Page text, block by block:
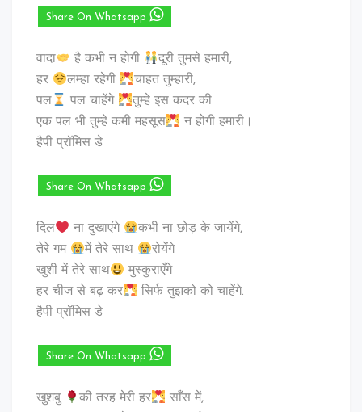
Share On Whatsapp
वादा है कभी न होगी
दूरी तुमसे हमारी,
हर
लम्हा रहेगी
चाहत तुम्हारी,
पल
पल चाहेंगे
तुम्हे इस कदर की
एक पल भी तुम्हे कमी महसूस
न होगी हमारी।
हैपी प्रॉमिस डे
Share On Whatsapp
दिल ना दुखाएंगे
कभी ना छोड़ के जायेंगे,
तेरे गम
में तेरे साथ
रोयेंगे
खुशी में तेरे साथ
मुस्कुराएँगे
हर चीज से बढ़ कर
सिर्फ तुझको को चाहेंगे.
हैपी प्रॉमिस डे
Share On Whatsapp
खुशबु की तरह मेरी हर
साँस में,